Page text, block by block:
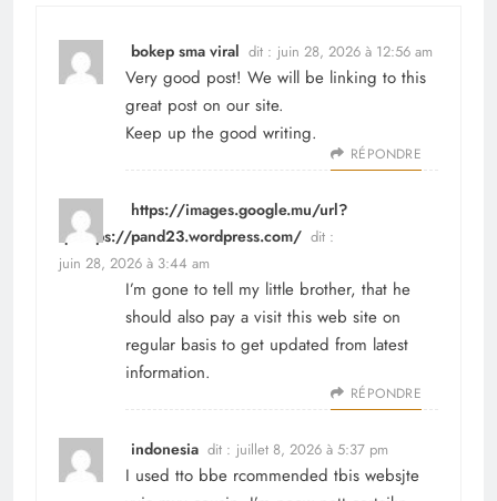
bokep sma viral dit : juin 28, 2026 à 12:56 am
Very good post! We will be linking to this
great post on our site.
Keep up the good writing.
RÉPONDRE
https://images.google.mu/url?
q=https://pand23.wordpress.com/ dit :
juin 28, 2026 à 3:44 am
I’m gone to tell my little brother, that he
should also pay a visit this web site on
regular basis to get updated from latest
information.
RÉPONDRE
indonesia dit : juillet 8, 2026 à 5:37 pm
I used tto bbe rcommended tbis websjte